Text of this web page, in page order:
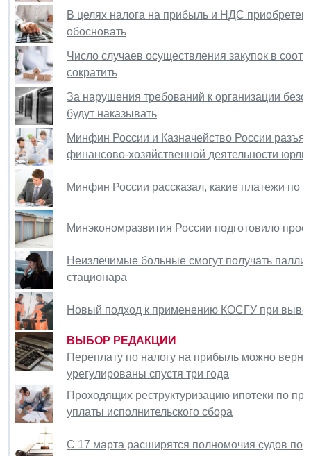
В целях налога на прибыль и НДС
обосновать
Число случаев осуществления закупок в
сократить
За нарушения требований к организации
будут наказывать
Минфин России и Казначейство России
финансово-хозяйственной деятельности
Минфин России рассказал, какие платежи по
Минэкономразвития России подготовило
Неизлечимые больные смогут получать
стационара
Новый подход к применению КОСГУ при
ВЫБОР РЕДАКЦИИ
Переплату по налогу на прибыль можно
урегулированы спустя три года
Проходящих реструктуризацию ипотеки по
уплаты исполнительского сбора
С 17 марта расширятся полномочия судов по